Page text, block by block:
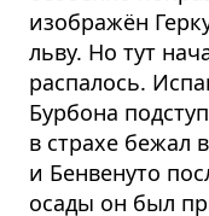
изображён
льву. Но тут
распалось.
Бурбона
в страхе бежал
и Бенвенуто
осады он был